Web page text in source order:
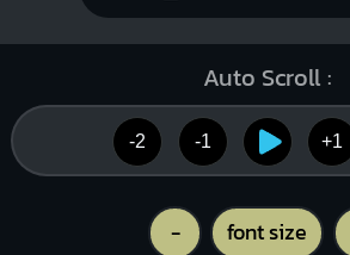
Auto Scroll :
-2 -1 +1
- font size